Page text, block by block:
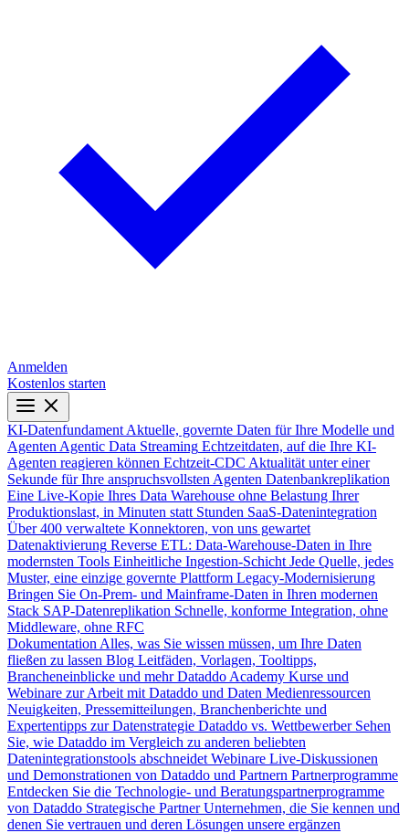
Anmelden
Kostenlos starten
KI-Datenfundament Aktuelle, governte Daten für Ihre Modelle und
Agenten Agentic Data Streaming Echtzeitdaten, auf die Ihre KI-
Agenten reagieren können Echtzeit-CDC Aktualität unter einer
Sekunde für Ihre anspruchsvollsten Agenten Datenbankreplikation
Eine Live-Kopie Ihres Data Warehouse ohne Belastung Ihrer
Produktionslast, in Minuten statt Stunden SaaS-Datenintegration
Über 400 verwaltete Konnektoren, von uns gewartet
Datenaktivierung Reverse ETL: Data-Warehouse-Daten in Ihre
modernsten Tools Einheitliche Ingestion-Schicht Jede Quelle, jedes
Muster, eine einzige governte Plattform Legacy-Modernisierung
Bringen Sie On-Prem- und Mainframe-Daten in Ihren modernen
Stack SAP-Datenreplikation Schnelle, konforme Integration, ohne
Middleware, ohne RFC
Dokumentation Alles, was Sie wissen müssen, um Ihre Daten
fließen zu lassen Blog Leitfäden, Vorlagen, Tooltipps,
Brancheneinblicke und mehr Dataddo Academy Kurse und
Webinare zur Arbeit mit Dataddo und Daten Medienressourcen
Neuigkeiten, Pressemitteilungen, Branchenberichte und
Expertentipps zur Datenstrategie Dataddo vs. Wettbewerber Sehen
Sie, wie Dataddo im Vergleich zu anderen beliebten
Datenintegrationstools abschneidet Webinare Live-Diskussionen
und Demonstrationen von Dataddo und Partnern Partnerprogramme
Entdecken Sie die Technologie- und Beratungspartnerprogramme
von Dataddo Strategische Partner Unternehmen, die Sie kennen und
denen Sie vertrauen und deren Lösungen unsere ergänzen